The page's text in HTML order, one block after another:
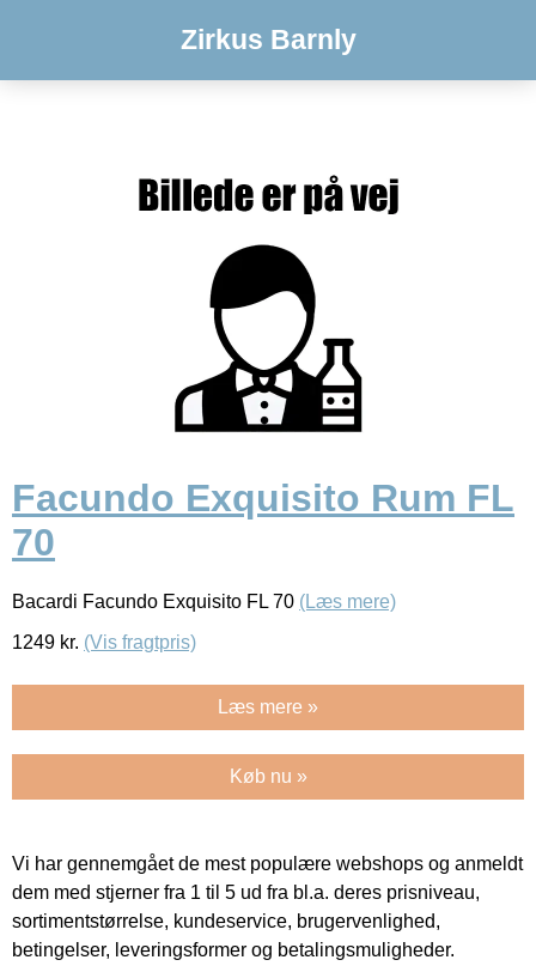
Zirkus Barnly
Facundo Exquisito Rum FL
70
Bacardi Facundo Exquisito FL 70 (Læs mere)
1249 kr. (Vis fragtpris)
Læs mere »
Køb nu »
Vi har gennemgået de mest populære webshops og anmeldt
dem med stjerner fra 1 til 5 ud fra bl.a. deres prisniveau,
sortimentstørrelse, kundeservice, brugervenlighed,
betingelser, leveringsformer og betalingsmuligheder.